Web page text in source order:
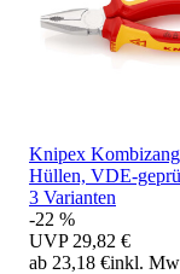
Knipex
Hüllen, VDE-
3 Varianten
-22 %
UVP 29,82 €
ab 23,18 €inkl.